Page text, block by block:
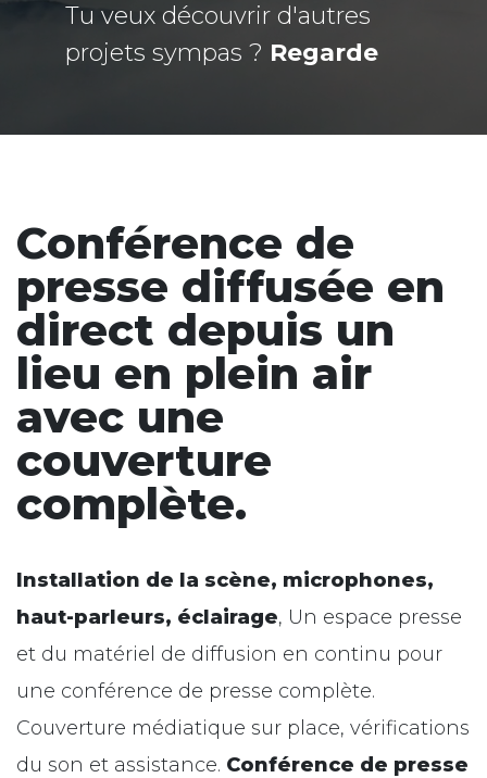
Tu veux découvrir d'autres
projets sympas ? Regarde
Conférence de
presse diffusée en
direct depuis un
lieu en plein air
avec une
couverture
complète.
Installation de la scène, microphones,
haut-parleurs, éclairage, Un espace presse
et du matériel de diffusion en continu pour
une conférence de presse complète.
Couverture médiatique sur place, vérifications
du son et assistance. Conférence de presse